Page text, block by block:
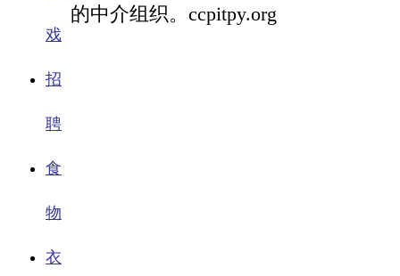
戏
招
聘
食
物
衣
的中介组织。ccpitpy.org